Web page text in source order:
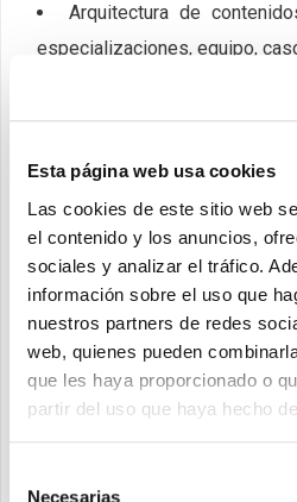
Esta página web usa cookies
Las cookies de este sitio web
el contenido y los anuncios,
sociales y analizar el tráfico.
información sobre el uso que
nuestros partners de redes
web, quienes pueden
que les haya proporcionado o
partir del uso que haya hecho
Necesarias
Arquitectura de
especializaciones, equipo,
Navegación cuidada en
Contenidos alineados
La web deja de ser un
que trabaja para ti las 24
5) Creces sin
todo en un
El error típico es:
cambiaremos”.
En consultoría eso se paga